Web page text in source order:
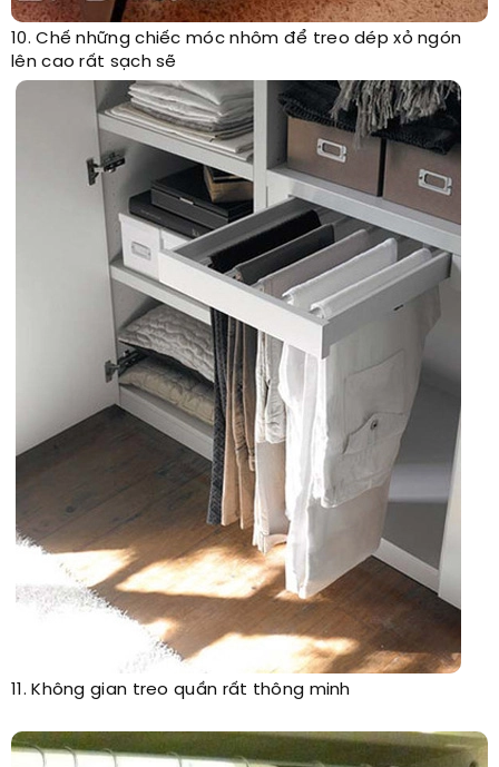
10. Chế những chiếc móc nhôm để treo dép xỏ ngón
lên cao rất sạch sẽ
11. Không gian treo quần rất thông minh